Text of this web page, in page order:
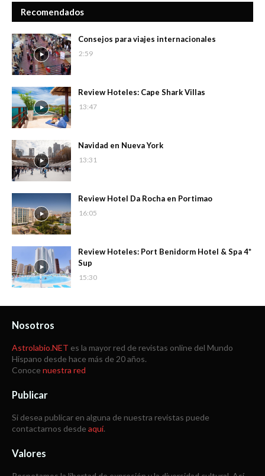
Recomendados
Consejos para viajes internacionales
2:59
Review Hoteles: Cape Shark Villas
13:47
Navidad en Nueva York
13:31
Review Hotel Da Rocha en Portimao
16:05
Review Hoteles: Port Benidorm Hotel & Spa 4*
Sup
15:30
Nosotros
Astrolabio.NET es la mayor red de revistas online del Mundo
Hispano desde hace más de 20 años.
Conoce nuestra red
Publicar
Si desea publicar en alguna de nuestra revistas puede
contactarnos desde aquí.
Valores